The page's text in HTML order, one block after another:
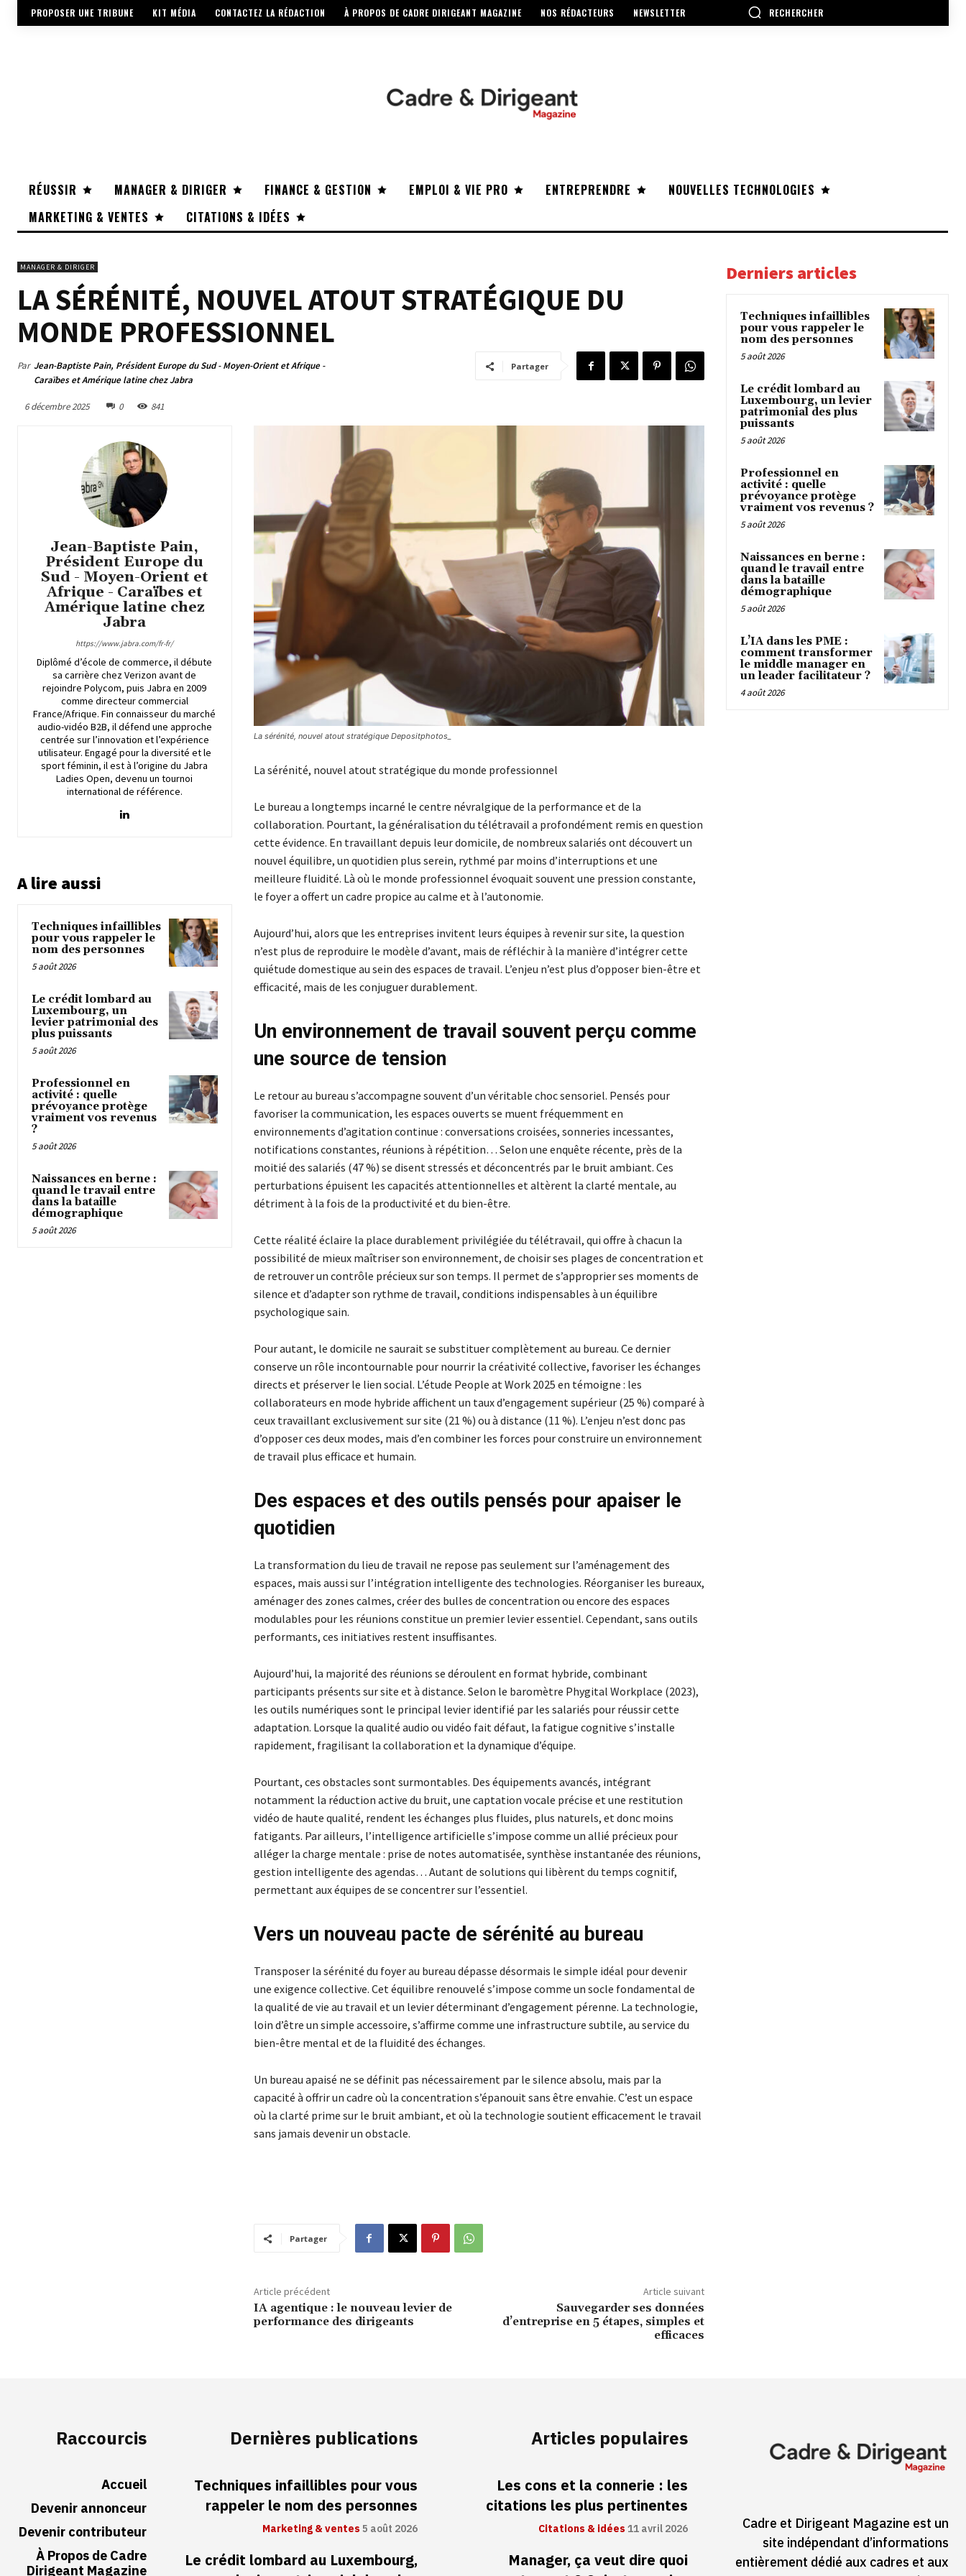
PROPOSER UNE TRIBUNE KIT MÉDIA CONTACTEZ LA RÉDACTION À PROPOS DE CADRE DIRIGEANT MAGAZINE NOS RÉDACTEURS NEWSLETTER RECHERCHER
RÉUSSIR MANAGER & DIRIGER FINANCE & GESTION EMPLOI & VIE PRO ENTREPRENDRE
NOUVELLES TECHNOLOGIES
MARKETING & VENTES
CITATIONS & IDÉES
MANAGER & DIRIGER
LA SÉRÉNITÉ, NOUVEL ATOUT STRATÉGIQUE DU
MONDE PROFESSIONNEL
Par Jean-Baptiste Pain, Président Europe du Sud - Moyen-Orient et Afrique -
Caraïbes et Amérique latine chez Jabra
6 décembre 2025 0 841
Partager
Jean-Baptiste Pain,
Président Europe du
Sud - Moyen-Orient et
Afrique - Caraïbes et
Amérique latine chez
Jabra
https://www.jabra.com/fr-fr/
Diplômé d’école de commerce, il débute
sa carrière chez Verizon avant de
rejoindre Polycom, puis Jabra en 2009
comme directeur commercial
France/Afrique. Fin connaisseur du marché
audio-vidéo B2B, il défend une approche
centrée sur l’innovation et l’expérience
utilisateur. Engagé pour la diversité et le
sport féminin, il est à l’origine du Jabra
Ladies Open, devenu un tournoi
international de référence.
A lire aussi
Techniques infaillibles
pour vous rappeler le
nom des personnes
5 août 2026
Le crédit lombard au
Luxembourg, un
levier patrimonial des
plus puissants
5 août 2026
Professionnel en
activité : quelle
prévoyance protège
vraiment vos revenus
?
5 août 2026
Naissances en berne :
quand le travail entre
dans la bataille
démographique
5 août 2026
La sérénité, nouvel atout stratégique Depositphotos_
La sérénité, nouvel atout stratégique du monde professionnel
Le bureau a longtemps incarné le centre névralgique de la performance et de la
collaboration. Pourtant, la généralisation du télétravail a profondément remis en question
cette évidence. En travaillant depuis leur domicile, de nombreux salariés ont découvert un
nouvel équilibre, un quotidien plus serein, rythmé par moins d’interruptions et une
meilleure fluidité. Là où le monde professionnel évoquait souvent une pression constante,
le foyer a offert un cadre propice au calme et à l’autonomie.
Aujourd’hui, alors que les entreprises invitent leurs équipes à revenir sur site, la question
n’est plus de reproduire le modèle d’avant, mais de réfléchir à la manière d’intégrer cette
quiétude domestique au sein des espaces de travail. L’enjeu n’est plus d’opposer bien-être et
efficacité, mais de les conjuguer durablement.
Un environnement de travail souvent perçu comme
une source de tension
Le retour au bureau s’accompagne souvent d’un véritable choc sensoriel. Pensés pour
favoriser la communication, les espaces ouverts se muent fréquemment en
environnements d’agitation continue : conversations croisées, sonneries incessantes,
notifications constantes, réunions à répétition… Selon une enquête récente, près de la
moitié des salariés (47 %) se disent stressés et déconcentrés par le bruit ambiant. Ces
perturbations épuisent les capacités attentionnelles et altèrent la clarté mentale, au
détriment à la fois de la productivité et du bien-être.
Cette réalité éclaire la place durablement privilégiée du télétravail, qui offre à chacun la
possibilité de mieux maîtriser son environnement, de choisir ses plages de concentration et
de retrouver un contrôle précieux sur son temps. Il permet de s’approprier ses moments de
silence et d’adapter son rythme de travail, conditions indispensables à un équilibre
psychologique sain.
Pour autant, le domicile ne saurait se substituer complètement au bureau. Ce dernier
conserve un rôle incontournable pour nourrir la créativité collective, favoriser les échanges
directs et préserver le lien social. L’étude People at Work 2025 en témoigne : les
collaborateurs en mode hybride affichent un taux d’engagement supérieur (25 %) comparé à
ceux travaillant exclusivement sur site (21 %) ou à distance (11 %). L’enjeu n’est donc pas
d’opposer ces deux modes, mais d’en combiner les forces pour construire un environnement
de travail plus efficace et humain.
Des espaces et des outils pensés pour apaiser le
quotidien
La transformation du lieu de travail ne repose pas seulement sur l’aménagement des
espaces, mais aussi sur l’intégration intelligente des technologies. Réorganiser les bureaux,
aménager des zones calmes, créer des bulles de concentration ou encore des espaces
modulables pour les réunions constitue un premier levier essentiel. Cependant, sans outils
performants, ces initiatives restent insuffisantes.
Aujourd’hui, la majorité des réunions se déroulent en format hybride, combinant
participants présents sur site et à distance. Selon le baromètre Phygital Workplace (2023),
les outils numériques sont le principal levier identifié par les salariés pour réussir cette
adaptation. Lorsque la qualité audio ou vidéo fait défaut, la fatigue cognitive s’installe
rapidement, fragilisant la collaboration et la dynamique d’équipe.
Pourtant, ces obstacles sont surmontables. Des équipements avancés, intégrant
notamment la réduction active du bruit, une captation vocale précise et une restitution
vidéo de haute qualité, rendent les échanges plus fluides, plus naturels, et donc moins
fatigants. Par ailleurs, l’intelligence artificielle s’impose comme un allié précieux pour
alléger la charge mentale : prise de notes automatisée, synthèse instantanée des réunions,
gestion intelligente des agendas… Autant de solutions qui libèrent du temps cognitif,
permettant aux équipes de se concentrer sur l’essentiel.
Vers un nouveau pacte de sérénité au bureau
Transposer la sérénité du foyer au bureau dépasse désormais le simple idéal pour devenir
une exigence collective. Cet équilibre renouvelé s’impose comme un socle fondamental de
la qualité de vie au travail et un levier déterminant d’engagement pérenne. La technologie,
loin d’être un simple accessoire, s’affirme comme une infrastructure subtile, au service du
bien-être mental et de la fluidité des échanges.
Un bureau apaisé ne se définit pas nécessairement par le silence absolu, mais par la
capacité à offrir un cadre où la concentration s’épanouit sans être envahie. C’est un espace
où la clarté prime sur le bruit ambiant, et où la technologie soutient efficacement le travail
sans jamais devenir un obstacle.
Partager
Article précédent
IA agentique : le nouveau levier de
performance des dirigeants
Article suivant
Sauvegarder ses données
d’entreprise en 5 étapes, simples et
efficaces
Derniers articles
Techniques infaillibles
pour vous rappeler le
nom des personnes
5 août 2026
Le crédit lombard au
Luxembourg, un levier
patrimonial des plus
puissants
5 août 2026
Professionnel en
activité : quelle
prévoyance protège
vraiment vos revenus ?
5 août 2026
Naissances en berne :
quand le travail entre
dans la bataille
démographique
5 août 2026
L’IA dans les PME :
comment transformer
le middle manager en
un leader facilitateur ?
4 août 2026
Raccourcis
Accueil
Devenir annonceur
Devenir contributeur
À Propos de Cadre
Dirigeant Magazine
Dernières publications
Techniques infaillibles pour vous
rappeler le nom des personnes
Marketing & ventes5 août 2026
Le crédit lombard au Luxembourg,
Articles populaires
Les cons et la connerie : les
citations les plus pertinentes
Citations & idées11 avril 2026
Manager, ça veut dire quoi
Cadre et Dirigeant Magazine est un
site indépendant d’informations
entièrement dédié aux cadres et aux